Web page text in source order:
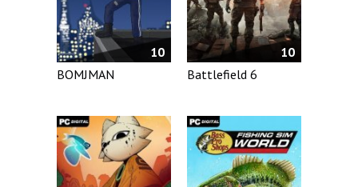
10
BOMJMAN
10
Battlefield 6